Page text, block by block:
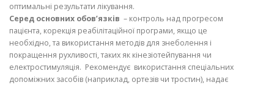
оптимальні результати лікування.
Серед основних обов’язків – контроль над прогресом
пацієнта, корекція реабілітаційної програми, якщо це
необхідно, та використання методів для знеболення і
покращення рухливості, таких як кінезіотейпування чи
електростимуляція. Рекомендує використання спеціальних
допоміжних засобів (наприклад, ортезів чи тростин), надає